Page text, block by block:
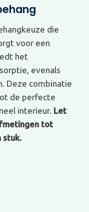
die
voor een
het
evenals
Deze combinatie
de perfecte
interieur. Let
tot
stuk.